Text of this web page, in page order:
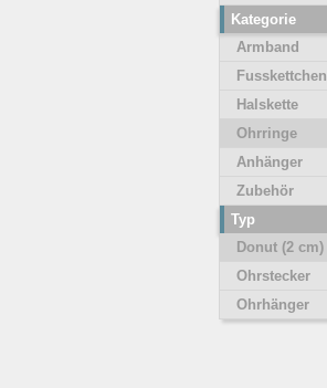
Kategorie
Armband
Fusskettchen
Halskette
Ohrringe
Anhänger
Zubehör
Typ
Donut (2 cm)
Ohrstecker
Ohrhänger